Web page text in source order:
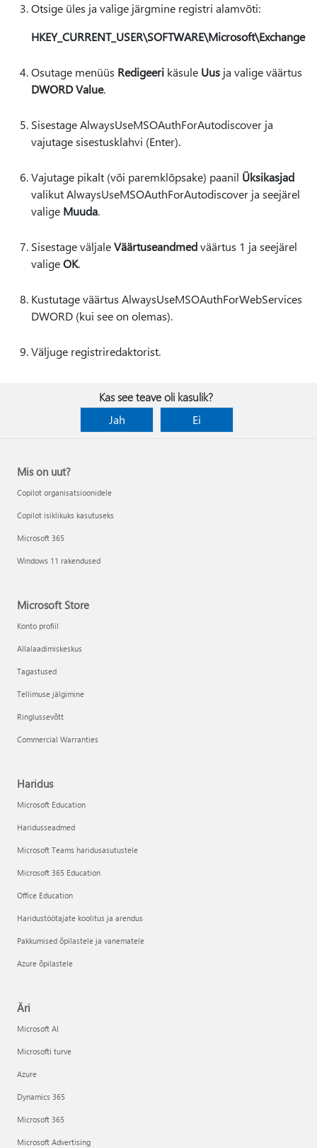
Otsige üles ja valige järgmine registri alamvõti:
HKEY_CURRENT_USER\SOFTWARE\Microsoft\Exchange
Osutage menüüs Redigeeri käsule Uus ja valige väärtus
DWORD Value.
Sisestage AlwaysUseMSOAuthForAutodiscover ja
vajutage sisestusklahvi (Enter).
Vajutage pikalt (või paremklõpsake) paanil Üksikasjad
valikut AlwaysUseMSOAuthForAutodiscover ja seejärel
valige Muuda.
Sisestage väljaleVäärtuseandmedväärtus 1 ja seejärel
valigeOK.
Kustutage väärtus AlwaysUseMSOAuthForWebServices
DWORD (kui see on olemas).
Väljuge registriredaktorist.
Kas see teave oli kasulik?
Jah
Ei
Mis on uut?
Copilot organisatsioonidele
Copilot isiklikuks kasutuseks
Microsoft 365
Windows 11 rakendused
Microsoft Store
Konto profiil
Allalaadimiskeskus
Tagastused
Tellimuse jälgimine
Ringlussevõtt
Commercial Warranties
Haridus
Microsoft Education
Haridusseadmed
Microsoft Teams haridusasutustele
Microsoft 365 Education
Office Education
Haridustöötajate koolitus ja arendus
Pakkumised õpilastele ja vanematele
Azure õpilastele
Äri
Microsoft AI
Microsofti turve
Azure
Dynamics 365
Microsoft 365
Microsoft Advertising